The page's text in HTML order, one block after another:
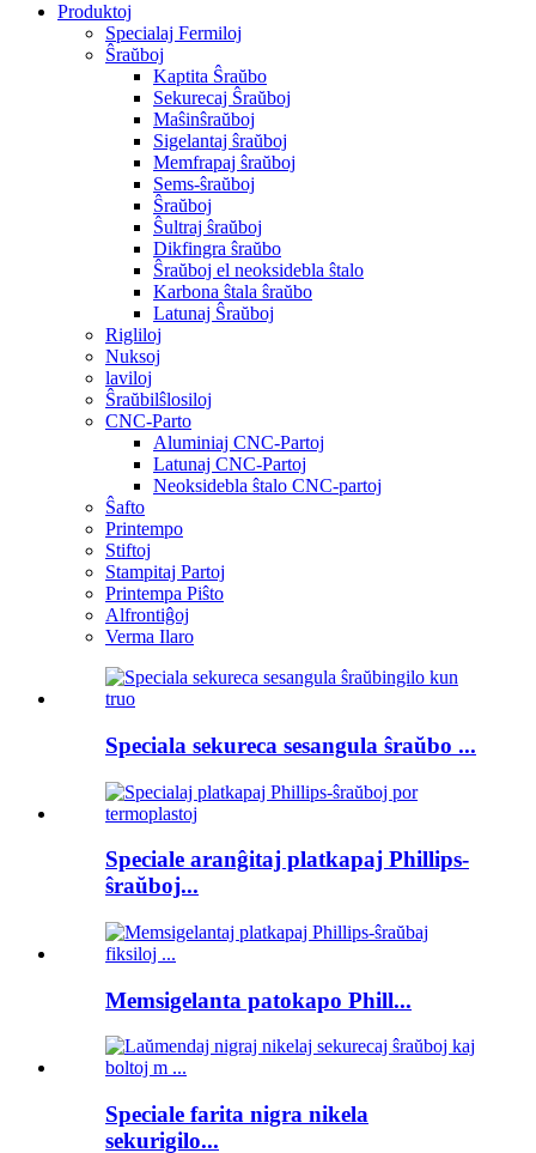
Produktoj
Specialaj Fermiloj
Ŝraŭboj
Kaptita Ŝraŭbo
Sekurecaj Ŝraŭboj
Maŝinŝraŭboj
Sigelantaj ŝraŭboj
Memfrapaj ŝraŭboj
Sems-ŝraŭboj
Ŝraŭboj
Ŝultraj ŝraŭboj
Dikfingra ŝraŭbo
Ŝraŭboj el neoksidebla ŝtalo
Karbona ŝtala ŝraŭbo
Latunaj Ŝraŭboj
Rigliloj
Nuksoj
laviloj
Ŝraŭbilŝlosiloj
CNC-Parto
Aluminiaj CNC-Partoj
Latunaj CNC-Partoj
Neoksidebla ŝtalo CNC-partoj
Ŝafto
Printempo
Stiftoj
Stampitaj Partoj
Printempa Piŝto
Alfrontiĝoj
Verma Ilaro
Speciala sekureca sesangula ŝraŭbo ...
Speciale aranĝitaj platkapaj Phillips-
ŝraŭboj...
Memsigelanta patokapo Phill...
Speciale farita nigra nikela
sekurigilo...